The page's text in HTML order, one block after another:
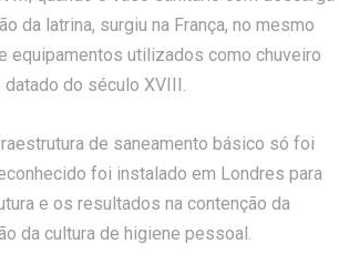
da latrina, surgiu na França, no mesmo
equipamentos utilizados como chuveiro
do século XVIII.
de saneamento básico só foi
foi instalado em Londres para
e os resultados na contenção da
da cultura de higiene pessoal.